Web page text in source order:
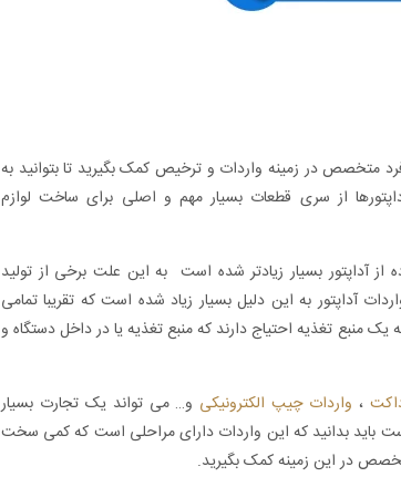
متخصص در زمینه واردات و ترخیص کمک بگیرید تا بتوانید به
از سری قطعات بسیار مهم و اصلی برای ساخت لوازم
از آداپتور بسیار زیادتر شده است به این علت برخی از تولید
آداپتور به این دلیل بسیار زیاد شده است که تقریبا تمامی
یک منبع تغذیه احتیاج دارند که منبع تغذیه یا در داخل دستگاه و
، واردات چیپ الکترونیکی و… می تواند یک تجارت بسیار
است باید بدانید که این واردات دارای مراحلی است که کمی سخت
در این زمینه کمک بگیرید.